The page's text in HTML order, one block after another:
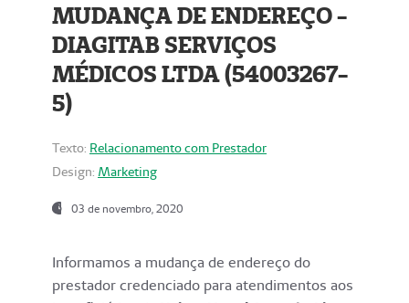
MUDANÇA DE ENDEREÇO -
DIAGITAB SERVIÇOS
MÉDICOS LTDA (54003267-
5)
Texto: Relacionamento com Prestador
Design: Marketing
03 de novembro, 2020
Informamos a mudança de endereço do
prestador credenciado para atendimentos aos